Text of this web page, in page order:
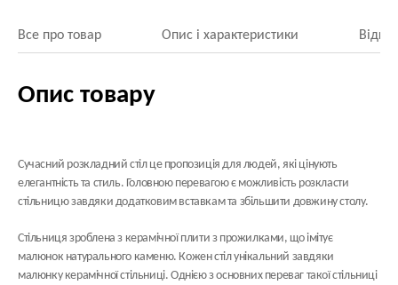
Все про товар Опис і характеристики
Опис товару
Сучасний розкладний стіл це пропозиція для людей, які цінують
елегантність та стиль. Головною перевагою є можливість розкласти
стільницю завдяки додатковим вставкам та збільшити довжину столу.
Стільниця зроблена з керамічної плити з прожилками, що імітує
малюнок натурального каменю. Кожен стіл унікальний завдяки
малюнку керамічної стільниці. Однією з основних переваг такої стільниці